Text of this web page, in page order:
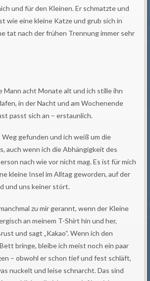
und für den Kleinen. Er schmatzte und
wie eine kleine Katze und grub sich in
tat nach der frühen Trennung immer sehr
Mann acht Monate alt und ich stille ihn
in der Nacht und am Wochenende
passt sich an – erstaunlich.
gefunden und ich weiß um die
auch wenn ich die Abhängigkeit des
nach wie vor nicht mag. Es ist für mich
kleine Insel im Alltag geworden, auf der
und uns keiner stört.
zu mir gerannt, wenn der Kleine
an meinem T-Shirt hin und her,
und sagt „Kakao“. Wenn ich den
bringe, bleibe ich meist noch ein paar
– obwohl er schon tief und fest schläft,
nuckelt und leise schnarcht. Das sind